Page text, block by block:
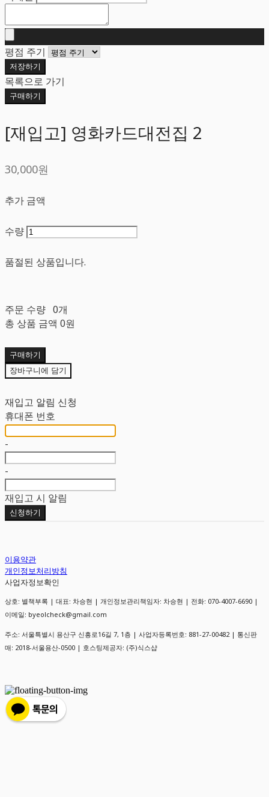
평점 주기
저장하기
목록으로 가기
구매하기
[재입고] 영화카드대전집 2
30,000원
추가 금액
수량
품절된 상품입니다.
주문 수량 0개
총 상품 금액 0원
구매하기
장바구니에 담기
재입고 알림 신청
휴대폰 번호
-
-
재입고 시 알림
신청하기
이용약관
개인정보처리방침
사업자정보확인
상호: 별책부록 | 대표: 차승현 | 개인정보관리책임자: 차승현 | 전화: 070-4007-6690 |
이메일: byeolcheck@gmail.com
주소: 서울특별시 용산구 신흥로16길 7, 1층 | 사업자등록번호: 881-27-00482 | 통신판
매: 2018-서울용산-0500 | 호스팅제공자: (주)식스샵